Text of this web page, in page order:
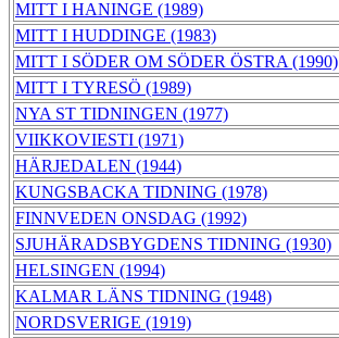
MITT I HANINGE (1989)
MITT I HUDDINGE (1983)
MITT I SÖDER OM SÖDER ÖSTRA (1990)
MITT I TYRESÖ (1989)
NYA ST TIDNINGEN (1977)
VIIKKOVIESTI (1971)
HÄRJEDALEN (1944)
KUNGSBACKA TIDNING (1978)
FINNVEDEN ONSDAG (1992)
SJUHÄRADSBYGDENS TIDNING (1930)
HELSINGEN (1994)
KALMAR LÄNS TIDNING (1948)
NORDSVERIGE (1919)